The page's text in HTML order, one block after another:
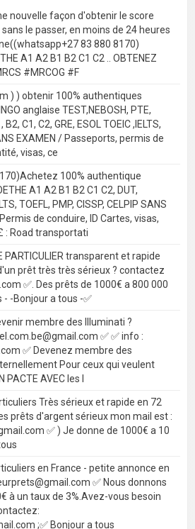
nouvelle façon d'obtenir le score
le passer, en moins de 24 heures
83 880 8170)
A1 A2 B1 B2 C1 C2 .. OBTENEZ
#MRCOG #F
) ) obtenir 100% authentiques
anglaise TEST,NEBOSH, PTE,
C1, C2, GRE, ESOL TOEIC ,IELTS,
EXAMEN / Passeports, permis de
visas, ce
100% authentique
A1 A2 B1 B2 C1 C2, DUT,
TOEFL, PMP, CISSP, CELPIP SANS
de conduire, ID Cartes, visas,
: Road transportati
PARTICULIER transparent et rapide
prêt très très sérieux ? contactez
✅. Des prêts de 1000€ a 800 000
- -Bonjour a tous -✅
membre des Illuminati ?
✅ ✅ info :
✅ Devenez membre des
Pour ceux qui veulent
AVEC les I
Très sérieux et rapide en 72
prêts d'argent sérieux mon mail est :
✅ ) Je donne de 1000€ a 10
en France - petite annonce en
✅ Nous donnons
à un taux de 3%.Avez-vous besoin
;✅ Bonjour a tous